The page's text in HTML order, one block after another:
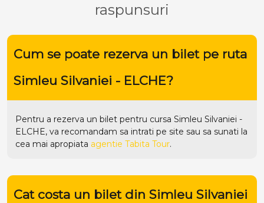
raspunsuri
Cum se poate rezerva un bilet pe ruta
Simleu Silvaniei - ELCHE?
Pentru a rezerva un bilet pentru cursa Simleu Silvaniei -
ELCHE, va recomandam sa intrati pe site sau sa sunati la
cea mai apropiata agentie Tabita Tour.
Cat costa un bilet din Simleu Silvaniei